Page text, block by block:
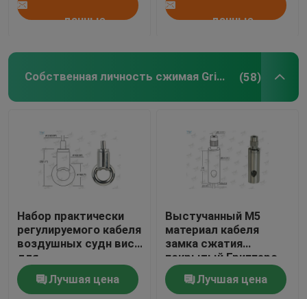
данные данные
Собственная личность сжимая Grippers кабеля (58)
Набор практически
регулируемого кабеля
воздушных судн вися
для
архитектурноакустического
освещенияЛучшая цена
Выстучанный М5
материал кабеля
замка сжатия
покрытый Грипперс
латунный с крышкой
безопасностью
Лучшая цена